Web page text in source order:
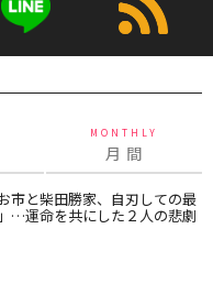
MONTHLY
月 間
市と柴田勝家、自刃しての最
…運命を共にした２人の悲劇